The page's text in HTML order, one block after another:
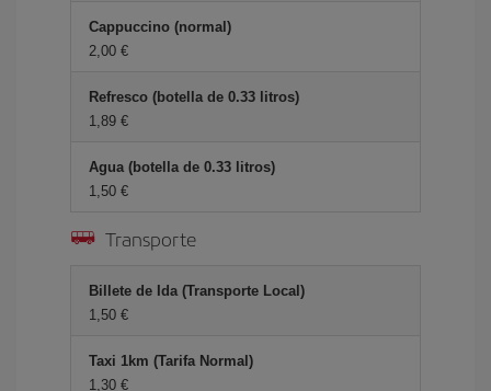
Cappuccino (normal)
2,00 €
Refresco (botella de 0.33 litros)
1,89 €
Agua (botella de 0.33 litros)
1,50 €
Transporte
Billete de Ida (Transporte Local)
1,50 €
Taxi 1km (Tarifa Normal)
1,30 €